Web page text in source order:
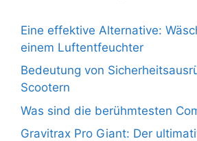
Eine effektive Alternative:
einem Luftentfeuchter
Bedeutung von
Scootern
Was sind die berühmtesten
Gravitrax Pro Giant: Der